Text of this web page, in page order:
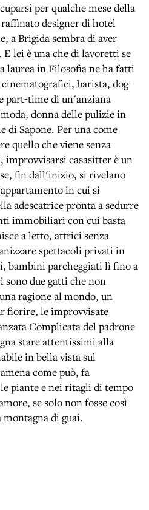
per qualche mese della
designer di hotel
a Brigida sembra di aver
lei è una che di lavoretti se
laurea in Filosofia ne ha fatti
barista, dog-
part-time di un'anziana
donna delle pulizie in
di Sapone. Per una come
quello che viene senza
improvvisarsi casasitter è un
fin dall'inizio, si rivelano
in cui si
adescatrice pronta a sedurre
immobiliari con cui basta
a letto, attrici senza
spettacoli privati in
bambini parcheggiati lì fino a
sono due gatti che non
ragione al mondo, un
fiorire, le improvvisate
Complicata del padrone
stare attentissimi alla
in bella vista sul
come può, fa
piante e nei ritagli di tempo
se solo non fosse così
di guai.